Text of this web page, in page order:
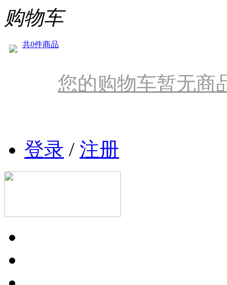
购物车
共0件商品
您的购物车暂无商
登录 / 注册